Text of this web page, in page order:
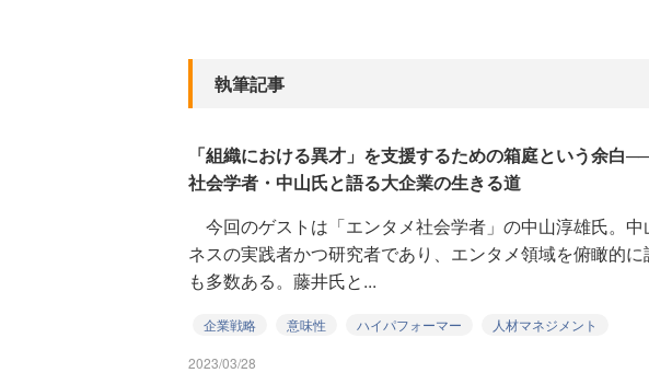
執筆記事
「組織における異才」を支援するための箱庭という余白
社会学者・中山氏と語る大企業の生きる道
今回のゲストは「エンタメ社会学者」の中山淳雄氏。中
ネスの実践者かつ研究者であり、エンタメ領域を俯瞰的
も多数ある。藤井氏と...
企業戦略 意味性 ハイパフォーマー 人材マネジメント
2023/03/28